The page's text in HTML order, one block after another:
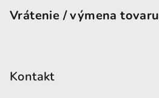
Vrátenie / výmena tovaru
Kontakt